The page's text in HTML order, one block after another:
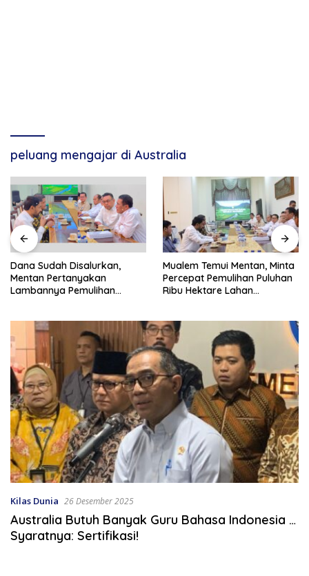
peluang mengajar di Australia
Dana Sudah Disalurkan,
Mentan Pertanyakan
Lambannya Pemulihan
Mualem Temui Mentan, Minta
Percepat Pemulihan Puluhan
Ribu Hektare Lahan
Kilas Dunia 26 Desember 2025
Australia Butuh Banyak Guru Bahasa Indonesia …
Syaratnya: Sertifikasi!